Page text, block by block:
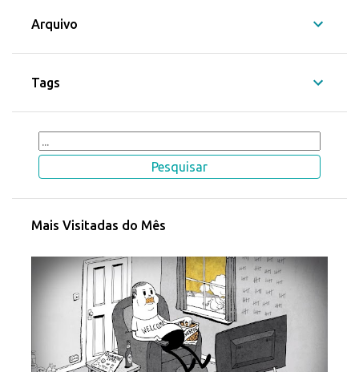
Arquivo
Tags
Mais Visitadas do Mês